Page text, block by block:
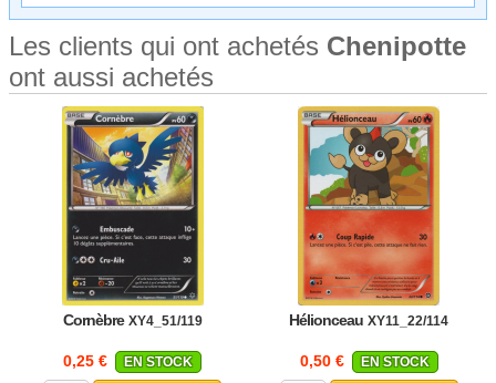
Les clients qui ont achetés Chenipotte
ont aussi achetés
Cornèbre XY4_51/119
0,25 €
EN STOCK
Hélionceau XY11_22/114
0,50 €
EN STOCK